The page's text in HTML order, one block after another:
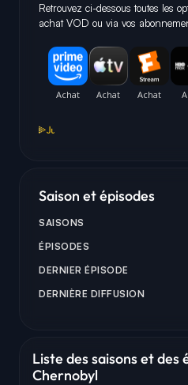
Retrouvez ci-dessous toutes les
achat VOD ou via vos
Saison et épisodes
SAISONS
ÉPISODES
DERNIER ÉPISODE
DERNIÈRE DIFFUSION
Liste des saisons et des
Chernobyl